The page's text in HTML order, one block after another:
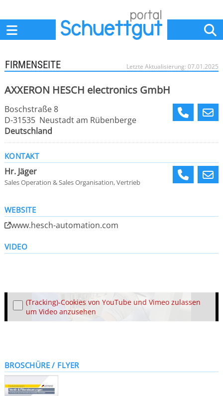
Letzte Aktualisierung: 07.01.2025
FIRMENSEITE
AXXERON HESCH electronics GmbH
Boschstraße 8
D-31535 Neustadt am Rübenberge
Deutschland
KONTAKT
Hr. Jäger
Sales Operation & Sales Organisation, Vertrieb
WEBSITE
www.hesch-automation.com
VIDEO
(Tracking)-Cookies von YouTube und Vimeo zulassen
um Video anzusehen
BROSCHÜRE / FLYER